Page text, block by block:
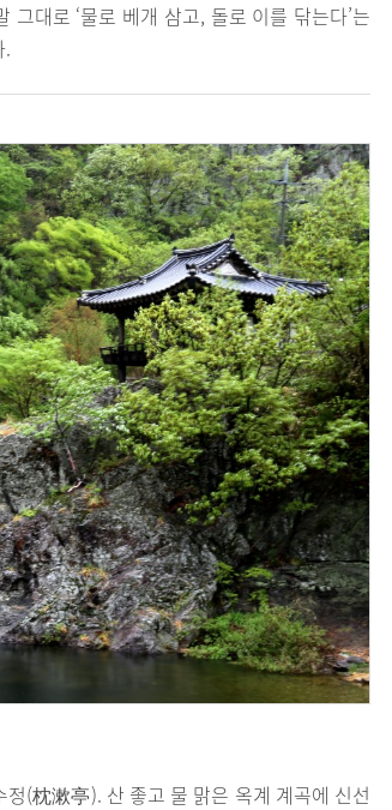
대로 ‘물로 베개 삼고, 돌로 이를 닦는다’는
.
(枕漱亭). 산 좋고 물 맑은 옥계 계곡에 신선